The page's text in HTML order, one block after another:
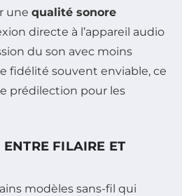
une qualité sonore
directe à l’appareil audio
du son avec moins
fidélité souvent enviable, ce
prédilection pour les
FILAIRE ET
modèles sans-fil qui